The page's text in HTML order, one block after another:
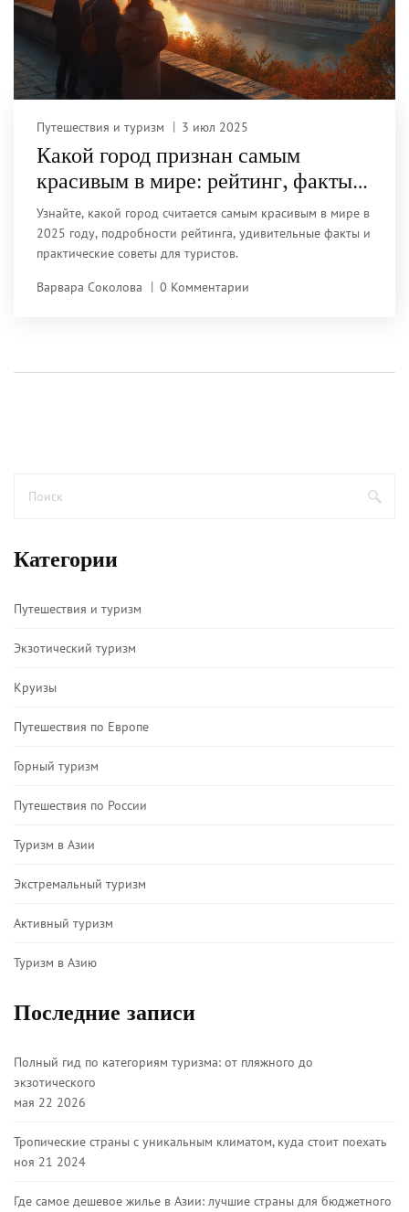
Путешествия и туризм 3 июл 2025
Какой город признан самым
красивым в мире: рейтинг, факты и
советы для путешествия
Узнайте, какой город считается самым красивым в мире в
2025 году, подробности рейтинга, удивительные факты и
практические советы для туристов.
Варвара Соколова 0 Комментарии
Категории
Путешествия и туризм
Экзотический туризм
Круизы
Путешествия по Европе
Горный туризм
Путешествия по России
Туризм в Азии
Экстремальный туризм
Активный туризм
Туризм в Азию
Последние записи
Полный гид по категориям туризма: от пляжного до
экзотического
мая 22 2026
Тропические страны с уникальным климатом, куда стоит поехать
ноя 21 2024
Где самое дешевое жилье в Азии: лучшие страны для бюджетного